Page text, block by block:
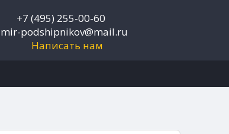
+7 (495) 255-00-60
mir-podshipnikov@mail.ru
Написать нам